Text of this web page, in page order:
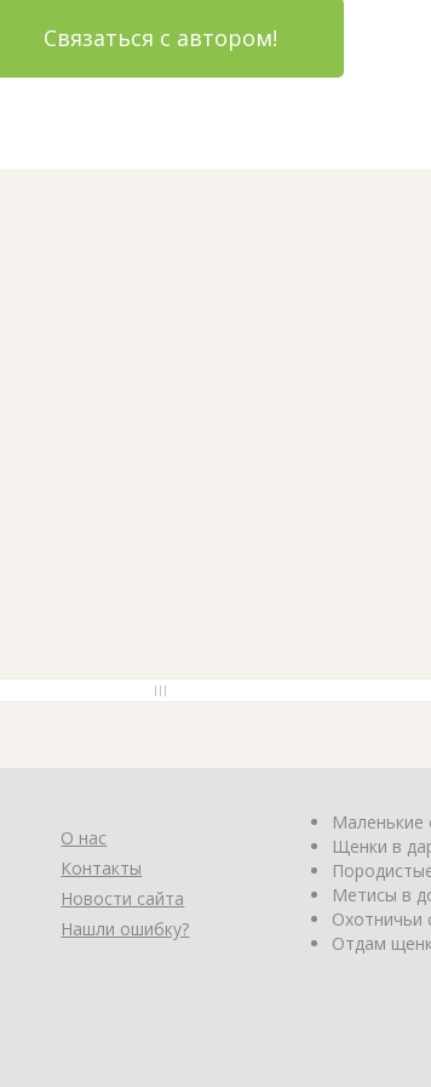
Связаться с автором!
О нас
Контакты
Новости сайта
Нашли ошибку?
Маленькие
Щенки в
Метисы в
Охотничьи
Отдам